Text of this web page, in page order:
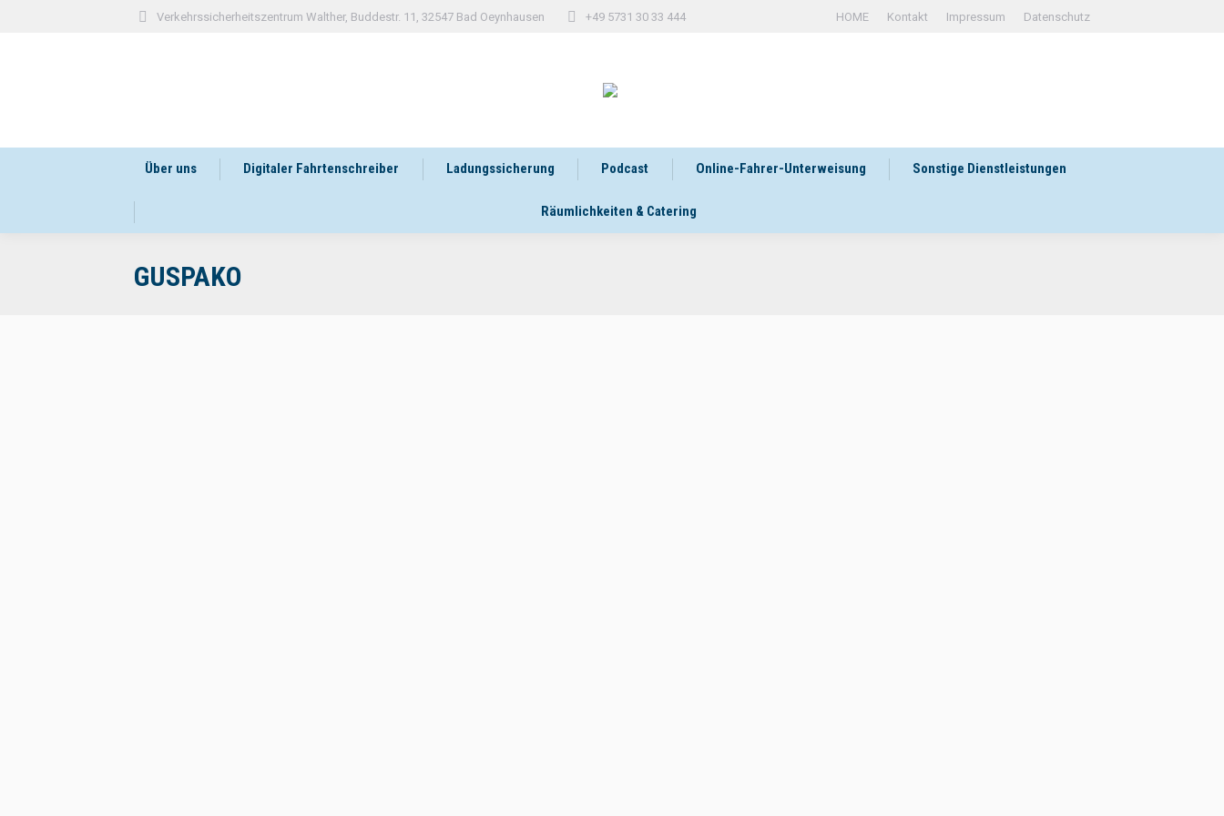
Verkehrssicherheitszentrum Walther, Buddestr. 11, 32547 Bad Oeynhausen +49 5731 30 33 444 HOME Kontakt Impressum Datenschutz
Über uns Digitaler Fahrtenschreiber Ladungssicherung Podcast Online-Fahrer-Unterweisung Sonstige Dienstleistungen
Räumlichkeiten & Catering
GUSPAKO